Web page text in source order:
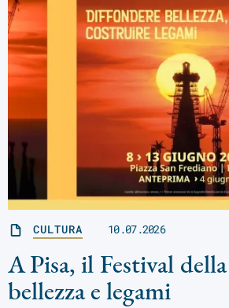
CULTURA 10.07.2026
A Pisa, il Festival
bellezza e legami